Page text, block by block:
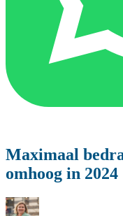
Maximaal
omhoog in 2024